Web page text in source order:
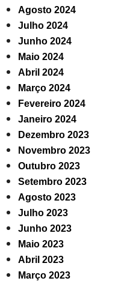
Agosto 2024
Julho 2024
Junho 2024
Maio 2024
Abril 2024
Março 2024
Fevereiro 2024
Janeiro 2024
Dezembro 2023
Novembro 2023
Outubro 2023
Setembro 2023
Agosto 2023
Julho 2023
Junho 2023
Maio 2023
Abril 2023
Março 2023